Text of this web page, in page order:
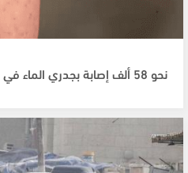
نحو 58 ألف إصابة بجدري الماء في قطاع غزة منذ بداية العام